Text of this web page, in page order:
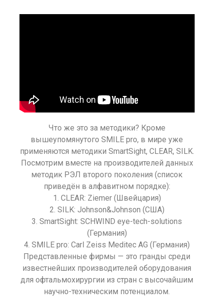
Что же это за методики? Кроме
вышеупомянутого SMILE pro, в мире уже
применяются методики SmartSight, CLEAR, SILK.
Посмотрим вместе на производителей данных
методик РЭЛ второго поколения (список
приведён в алфавитном порядке):
1. CLEAR: Ziemer (Швейцария)
2. SILK: Johnson&Johnson (США)
3. SmartSight: SCHWIND eye-tech-solutions
(Германия)
4. SMILE pro: Carl Zeiss Meditec AG (Германия)
Представленные фирмы — это гранды среди
известнейших производителей оборудования
для офтальмохирургии из стран с высочайшим
научно-техническим потенциалом.